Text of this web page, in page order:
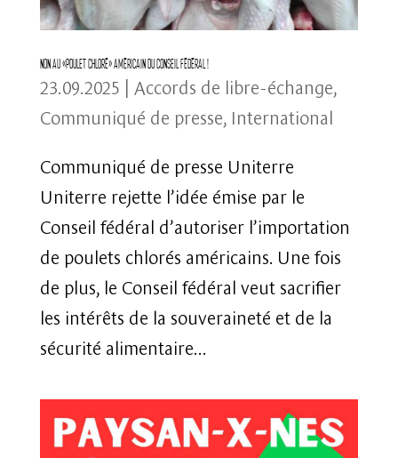
Non au «poulet chloré» américain du Conseil fédéral !
23.09.2025 | Accords de libre-échange,
Communiqué de presse, International
Communiqué de presse Uniterre
Uniterre rejette l’idée émise par le
Conseil fédéral d’autoriser l’importation
de poulets chlorés américains. Une fois
de plus, le Conseil fédéral veut sacrifier
les intérêts de la souveraineté et de la
sécurité alimentaire...